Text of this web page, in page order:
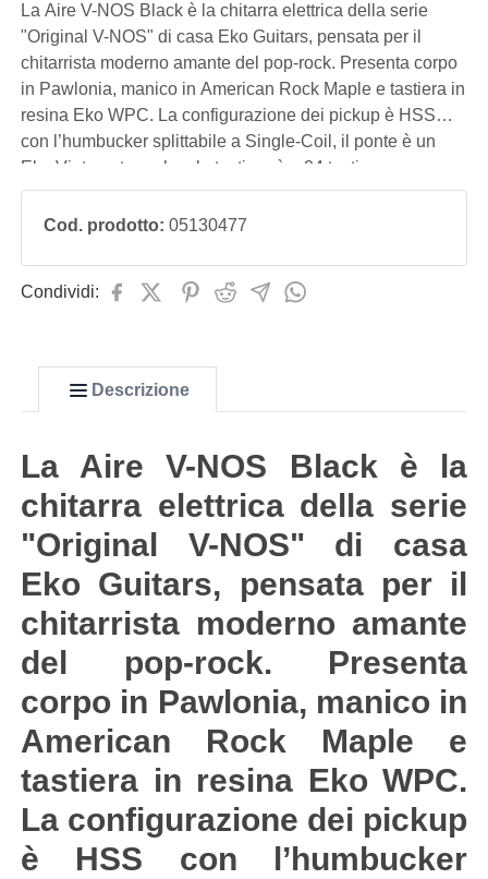
La Aire V-NOS Black è la chitarra elettrica della serie
"Original V-NOS" di casa Eko Guitars, pensata per il
chitarrista moderno amante del pop-rock. Presenta corpo
in Pawlonia, manico in American Rock Maple e tastiera in
resina Eko WPC. La configurazione dei pickup è HSS
con l’humbucker splittabile a Single-Coil, il ponte è un
Eko Vintage tremolo e la tastiera è a 24 tasti.
Cod. prodotto: 05130477
Condividi:
Descrizione
La Aire V-NOS Black è la
chitarra elettrica della serie
"Original V-NOS" di casa
Eko Guitars, pensata per il
chitarrista moderno amante
del pop-rock. Presenta
corpo in Pawlonia, manico in
American Rock Maple e
tastiera in resina Eko WPC.
La configurazione dei pickup
è HSS con l’humbucker